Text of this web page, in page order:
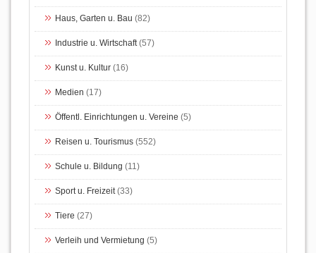
Haus, Garten u. Bau (82)
Industrie u. Wirtschaft(57)
Kunst u. Kultur (16)
Medien (17)
Öffentl. Einrichtungen u. Vereine (5)
Reisen u. Tourismus (552)
Schule u. Bildung (11)
Sport u. Freizeit(33)
Tiere (27)
Verleih und Vermietung (5)